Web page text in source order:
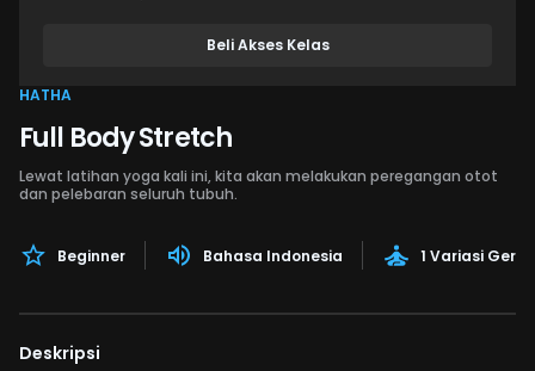
Beli Akses Kelas
HATHA
Full Body Stretch
Lewat latihan yoga kali ini, kita akan melakukan peregangan otot
dan pelebaran seluruh tubuh.
Beginner Bahasa Indonesia 1 Variasi
Deskripsi